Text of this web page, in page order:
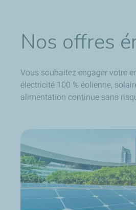
Nos offres
Vous souhaitez engager votre
électricité 100 % éolienne,
alimentation continue sans